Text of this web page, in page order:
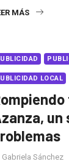
MÁS
LOCAL
un
Gabriela Sánchez